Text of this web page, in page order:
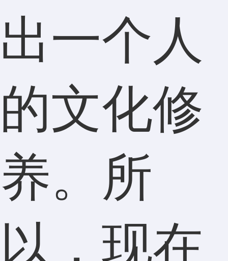
出一个人
的文化修
养。所
以，现在